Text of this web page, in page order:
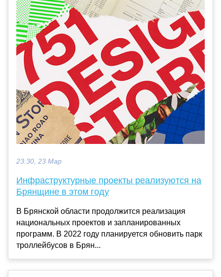
23:30, 23 Мар
Инфраструктурные проекты реализуются на
Брянщине в этом году
В Брянской области продолжится реализация
национальных проектов и запланированных
программ. В 2022 году планируется обновить парк
троллейбусов в Брян...